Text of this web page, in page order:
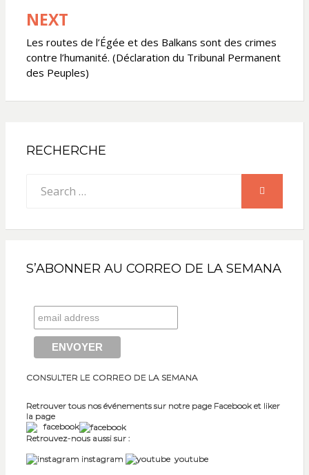
NEXT
Les routes de l’Égée et des Balkans sont des crimes
contre l’humanité. (Déclaration du Tribunal Permanent
des Peuples)
RECHERCHE
for:
SEARCH
S’ABONNER AU CORREO DE LA SEMANA
CONSULTER LE CORREO DE LA SEMANA
Retrouver tous nos événements sur notre page Facebook et liker
la page
facebook
Retrouvez-nous aussi sur :
instagram
youtube